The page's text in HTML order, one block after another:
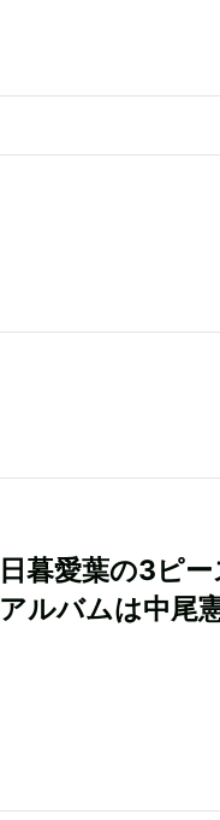
日暮愛葉の3ピ
アルバムは中尾